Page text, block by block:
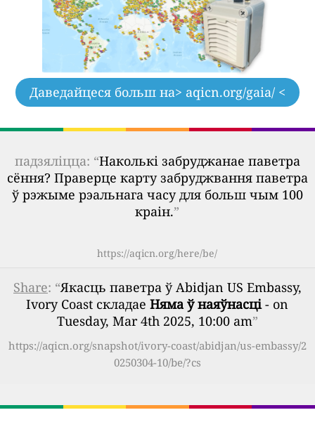
Даведайцеся больш на> aqicn.org/gaia/ <
падзяліцца: “Наколькі забруджанае паветра
сёння? Праверце карту забруджвання паветра
ў рэжыме рэальнага часу для больш чым 100
краін.”
https://aqicn.org/here/be/
Share: “Якасць паветра ў Abidjan US Embassy,
Ivory Coast складаеНяма ў наяўнасці- on
Tuesday, Mar 4th 2025, 10:00 am”
https://aqicn.org/snapshot/ivory-coast/abidjan/us-embassy/2
0250304-10/be/?cs